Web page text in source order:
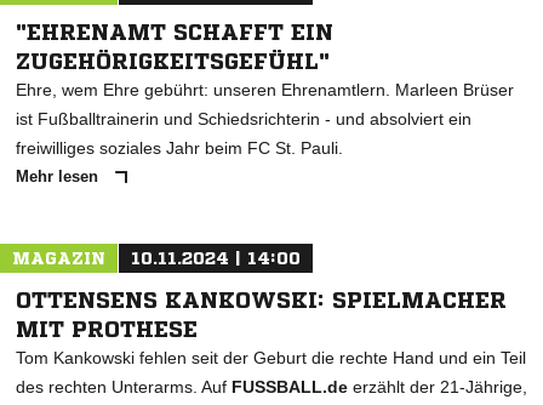
"EHRENAMT SCHAFFT EIN
ZUGEHÖRIGKEITSGEFÜHL"
Ehre, wem Ehre gebührt: unseren Ehrenamtlern. Marleen Brüser
ist Fußballtrainerin und Schiedsrichterin - und absolviert ein
freiwilliges soziales Jahr beim FC St. Pauli.
Mehr lesen
MAGAZIN 10.11.2024 | 14:00
OTTENSENS KANKOWSKI: SPIELMACHER
MIT PROTHESE
Tom Kankowski fehlen seit der Geburt die rechte Hand und ein Teil
des rechten Unterarms. Auf FUSSBALL.de erzählt der 21-Jährige,